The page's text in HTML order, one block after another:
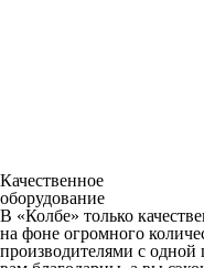
Качественное
оборудование
В «Колбе» только
на фоне огромного
производителями с одной